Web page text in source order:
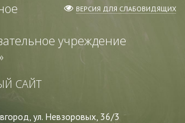
ВЕРСИЯ ДЛЯ СЛАБОВИДЯЩИХ
учреждение
САЙТ
ул. Невзоровых, 36/3